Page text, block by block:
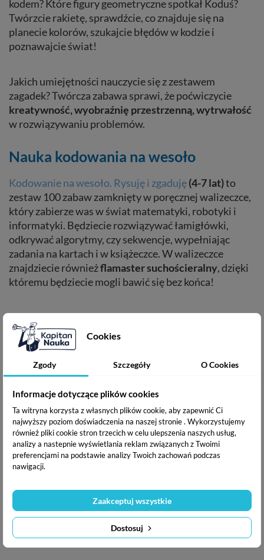
kodem? Które figury geometryczne spotkał Koduś?
Twórzcie rakietę, sprawdźcie, co znajduje się na
planecie kolorów, szukajcie błędów w kodzie i
poznawajcie świat!
Jakich umiejętności nauczycie się z zestawem
zagadek? Twórcza zabawa sprawi, że poćwiczycie
kreatywność, wyobraźnię przestrzenną, wytrwałość
w rozwiązywaniu problemów.
Nauka kodowania na wesoło
Kodowanie na wesoło. Rysuję i zgaduję(4-7 lat)to
zestaw 100 zabaw zamknięty w poręcznej walizeczce,
który zabierze was w świat matematyki, robotyki i
informatyki. Będziecie rozwiązywać łamigłówki,
odkrywać algorytmy, czy sekwencje, wypełniając
zadania na kartach i w książeczce. W walizeczce
znajdziecie równieżflamaster suchościeralny, dzięki
któremu będziecie mogli bawić się bez końca!
Razem z zestawem będziecie na wesoło kształtować
myślenie logiczne, grafomotorykę czy kreatywność
Cookies
Zgody Szczegóły O Cookies
Informacje dotyczące plików cookies
Ta witryna korzysta z własnych plików cookie, aby zapewnić Ci
najwyższy poziom doświadczenia na naszej stronie . Wykorzystujemy
również pliki cookie stron trzecich w celu ulepszenia naszych usług,
analizy a nastepnie wyświetlania reklam związanych z Twoimi
preferencjami na podstawie analizy Twoich zachowań podczas
nawigacji.
Dostosuj
Zaakceptuj wszystkie